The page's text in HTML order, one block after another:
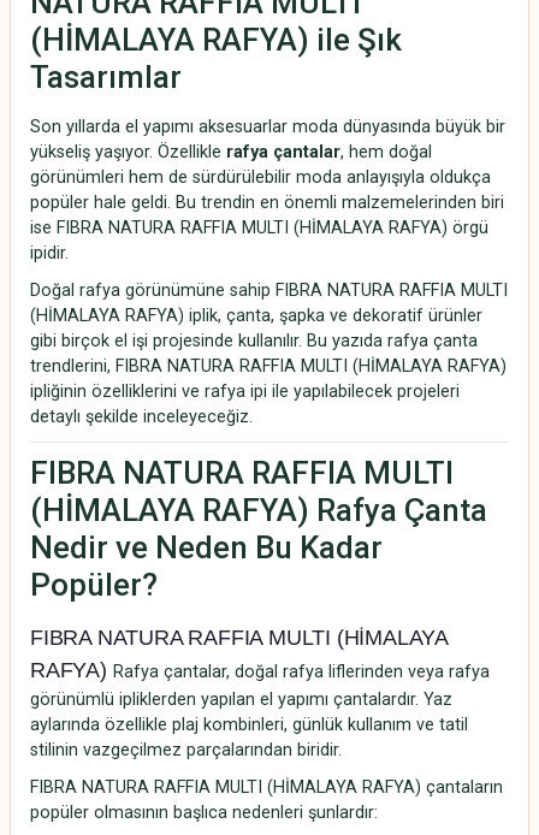
(HİMALAYA RAFYA) ile Şık
Tasarımlar
Son yıllarda el yapımı aksesuarlar moda dünyasında büyük bir
yükseliş yaşıyor. Özellikle rafya çantalar, hem doğal
görünümleri hem de sürdürülebilir moda anlayışıyla oldukça
popüler hale geldi. Bu trendin en önemli malzemelerinden biri
ise FIBRA NATURA RAFFIA MULTI (HİMALAYA RAFYA) örgü
ipidir.
Doğal rafya görünümüne sahip FIBRA NATURA RAFFIA MULTI
(HİMALAYA RAFYA) iplik, çanta, şapka ve dekoratif ürünler
gibi birçok el işi projesinde kullanılır. Bu yazıda rafya çanta
trendlerini, FIBRA NATURA RAFFIA MULTI (HİMALAYA RAFYA)
ipliğinin özelliklerini ve rafya ipi ile yapılabilecek projeleri
detaylı şekilde inceleyeceğiz.
FIBRA NATURA RAFFIA MULTI
(HİMALAYA RAFYA) Rafya Çanta
Nedir ve Neden Bu Kadar
Popüler?
FIBRA NATURA RAFFIA MULTI (HİMALAYA
RAFYA) Rafya çantalar, doğal rafya liflerinden veya rafya
görünümlü ipliklerden yapılan el yapımı çantalardır. Yaz
aylarında özellikle plaj kombinleri, günlük kullanım ve tatil
stilinin vazgeçilmez parçalarından biridir.
FIBRA NATURA RAFFIA MULTI (HİMALAYA RAFYA) çantaların
popüler olmasının başlıca nedenleri şunlardır: